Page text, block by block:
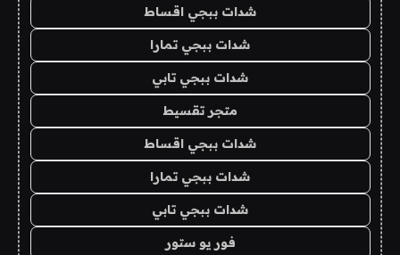
شدات ببجي اقساط
شدات ببجي تمارا
شدات ببجي تابي
متجر تقسيط
شدات ببجي اقساط
شدات ببجي تمارا
شدات ببجي تابي
فور يو ستور